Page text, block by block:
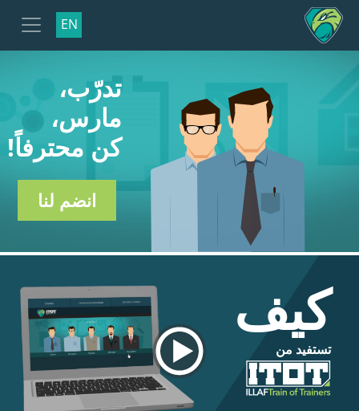
EN
انضم لنا
تدرّب،
مارس،
كن محترفاً!
كيف
تستفيد من